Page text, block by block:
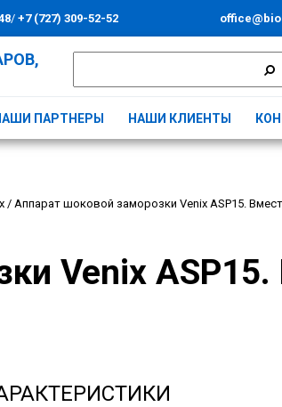
/+7 (727) 309-52-52
ПАРТНЕРЫ НАШИ КЛИЕНТЫ
/ Аппарат шоковой заморозки Venix ASP15.
Venix